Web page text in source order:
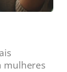
mulheres